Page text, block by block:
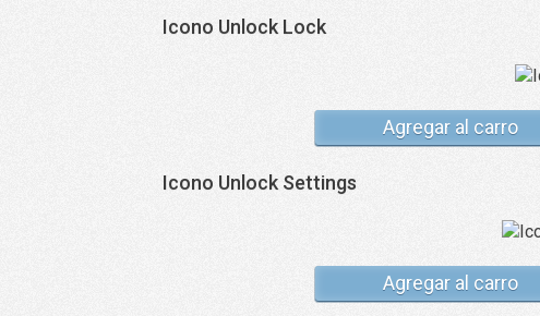
Icono Unlock Lock
Agregar al carro
Icono Unlock Settings
Agregar al carro